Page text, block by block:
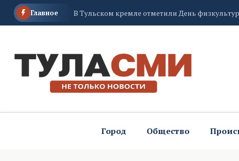
Главное В Тульском кремле отметили День
В Щекине Тульской области из-за
Город Общество